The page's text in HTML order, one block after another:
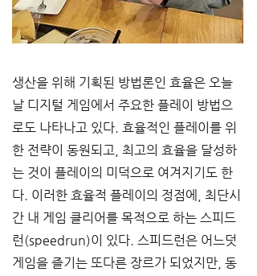
생산을 위해 기획된 방법론인 효율은 오늘
날 디지털 게임에서 주요한 플레이 방법으
로도 나타나고 있다. 효율적인 플레이를 위
한 전략이 동원되고, 최고의 효율을 달성하
는 것이 플레이의 미덕으로 여겨지기도 한
다. 이러한 효율적 플레이의 정점에, 최단시
간 내 게임 클리어를 목적으로 하는 스피드
런(speedrun)이 있다. 스피드런은 어느덧
게임을 즐기는 또다른 장르가 되었지만, 동